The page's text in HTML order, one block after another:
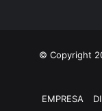
© Copyright
EMPRESA